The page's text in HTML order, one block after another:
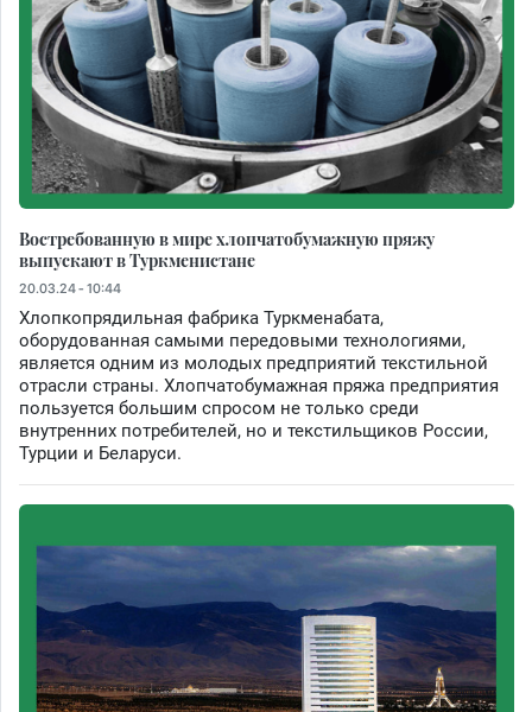
Востребованную в мире хлопчатобумажную пряжу
выпускают в Туркменистане
20.03.24 - 10:44
Хлопкопрядильная фабрика Туркменабата,
оборудованная самыми передовыми технологиями,
является одним из молодых предприятий текстильной
отрасли страны. Хлопчатобумажная пряжа предприятия
пользуется большим спросом не только среди
внутренних потребителей, но и текстильщиков России,
Турции и Беларуси.